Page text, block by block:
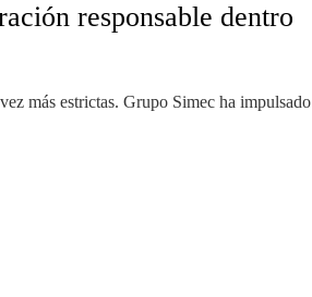
responsable dentro
más estrictas. Grupo Simec ha impulsado